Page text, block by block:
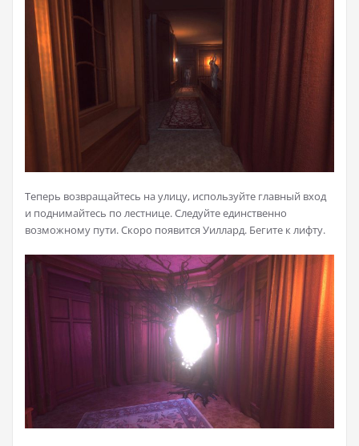
Теперь возвращайтесь на улицу, используйте главный вход
и поднимайтесь по лестнице. Следуйте единственно
возможному пути. Скоро появится Уиллард. Бегите к лифту.